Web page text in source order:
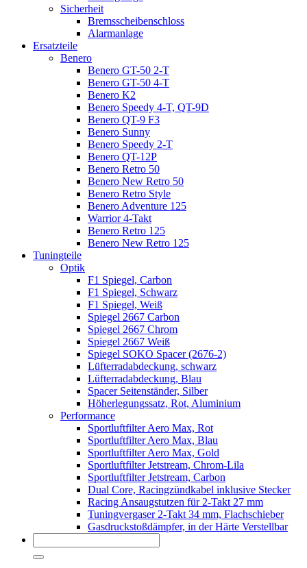
Sicherheit
Bremsscheibenschloss
Alarmanlage
Ersatzteile
Benero
Benero GT-50 2-T
Benero GT-50 4-T
Benero K2
Benero Speedy 4-T, QT-9D
Benero QT-9 F3
Benero Sunny
Benero Speedy 2-T
Benero QT-12P
Benero Retro 50
Benero New Retro 50
Benero Retro Style
Benero Adventure 125
Warrior 4-Takt
Benero Retro 125
Benero New Retro 125
Tuningteile
Optik
F1 Spiegel, Carbon
F1 Spiegel, Schwarz
F1 Spiegel, Weiß
Spiegel 2667 Carbon
Spiegel 2667 Chrom
Spiegel 2667 Weiß
Spiegel SOKO Spacer (2676-2)
Lüfterradabdeckung, schwarz
Lüfterradabdeckung, Blau
Spacer Seitenständer, Silber
Höherlegungssatz, Rot, Aluminium
Performance
Sportluftfilter Aero Max, Rot
Sportluftfilter Aero Max, Blau
Sportluftfilter Aero Max, Gold
Sportluftfilter Jetstream, Chrom-Lila
Sportluftfilter Jetstream, Carbon
Dual Core, Racingzündkabel inklusive Stecker
Racing Ansaugstutzen für 2-Takt 27 mm
Tuningvergaser 2-Takt 34 mm, Flachschieber
Gasdruckstoßdämpfer, in der Härte Verstellbar